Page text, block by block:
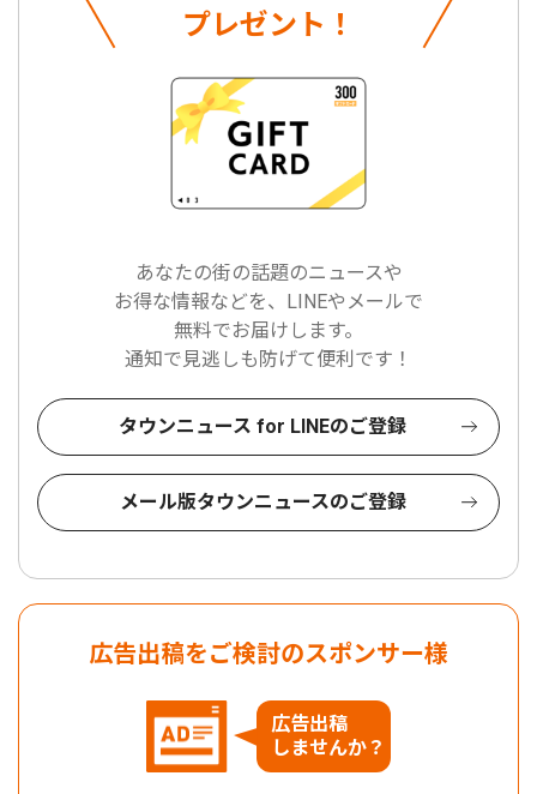
プレゼント！
あなたの街の話題のニュースや
お得な情報などを、LINEやメールで
無料でお届けします。
通知で見逃しも防げて便利です！
タウンニュース for LINEのご登録
メール版タウンニュースのご登録
広告出稿をご検討のスポンサー様
広告出稿
しませんか？